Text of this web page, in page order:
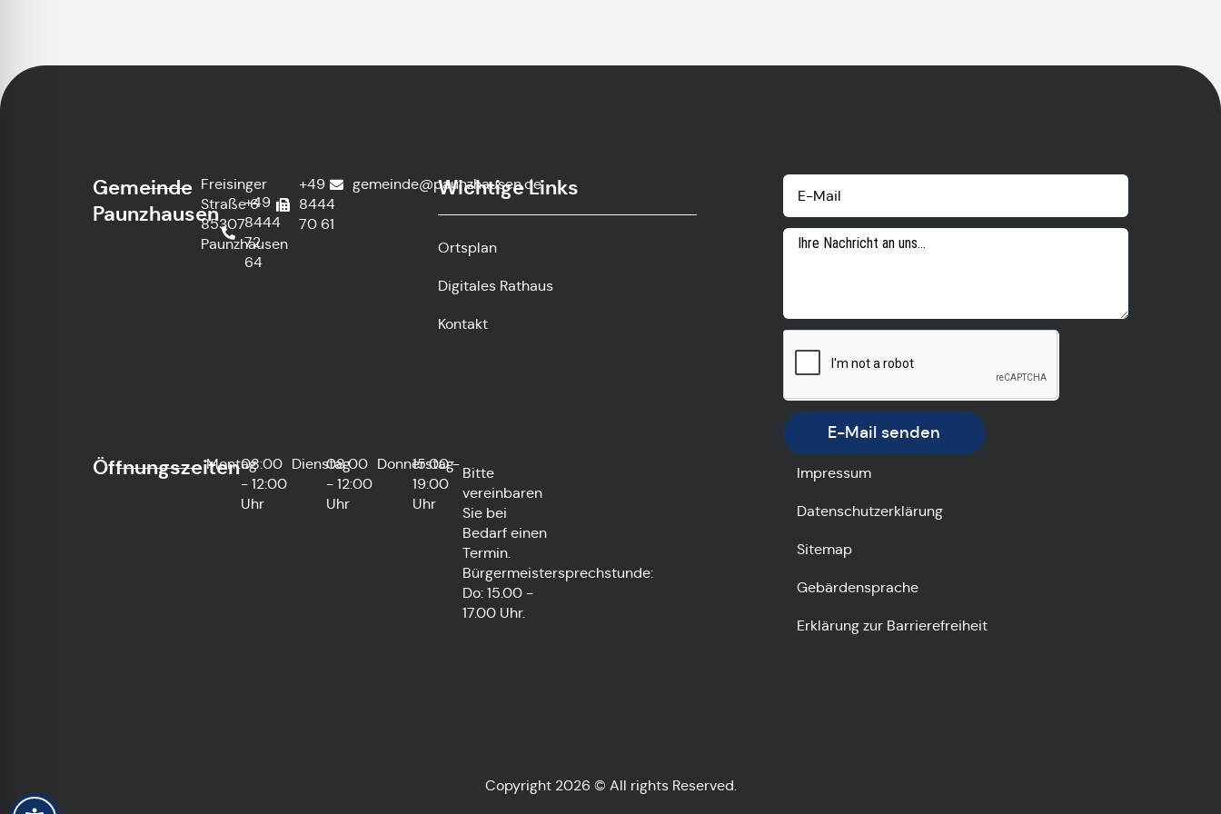
Gemeinde
Paunzhausen
Freisinger
Straße 6
85307
Paunzhausen
+49
8444
72
64
+49
8444
70 61
gemeinde@paunzhausen.de
Wichtige Links
Ortsplan
Digitales Rathaus
Kontakt
E-Mail senden
Öffnungszeiten
Montag08:00
- 12:00
Uhr
Dienstag
08:00
- 12:00
Uhr
Donnerstag
15:00 -
19:00
Uhr
Bitte
vereinbaren
Sie bei
Bedarf einen
Termin.
Bürgermeistersprechstunde:
Do: 15.00 -
17.00 Uhr.
Impressum
Datenschutzerklärung
Sitemap
Gebärdensprache
Erklärung zur Barrierefreiheit
Copyright 2026 © All rights Reserved.